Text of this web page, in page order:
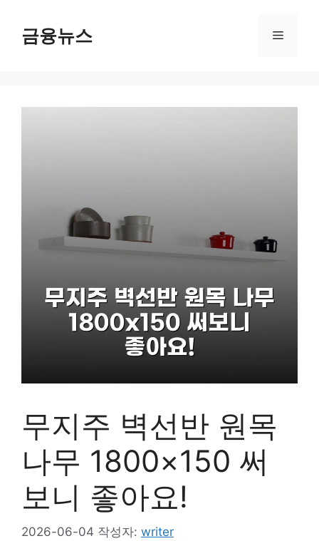
금융뉴스 메
무지주 벽선반 원목
나무 1800×150 써
보니 좋아요!
2026-06-04 작성자: writer